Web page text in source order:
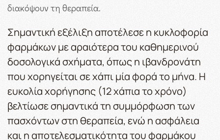
διακόψουν τη θεραπεία.
Σημαντική εξέλιξη αποτέλεσε η κυκλοφορία
φαρμάκων με αραιότερα του καθημερινού
δοσολογικά σχήματα, όπως η ιβανδρονάτη
που χορηγείται σε χάπι μία φορά το μήνα. Η
ευκολία χορήγησης (12 χάπια το χρόνο)
βελτίωσε σημαντικά τη συμμόρφωση των
πασχόντων στη θεραπεία, ενώ η ασφάλεια
και η αποτελεσματικότητα του φαρμάκου